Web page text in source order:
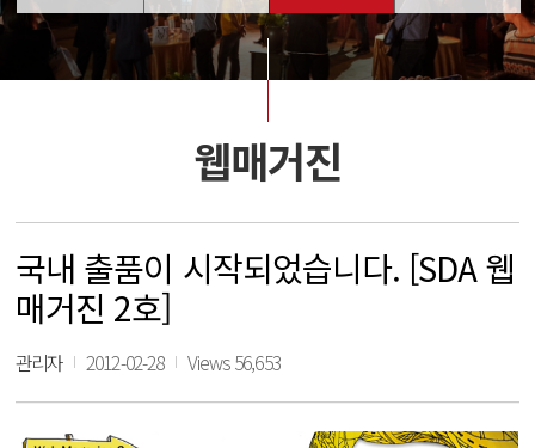
웹매거진
국내 출품이 시작되었습니다. [SDA 웹
매거진 2호]
관리자 2012-02-28 Views 56,653